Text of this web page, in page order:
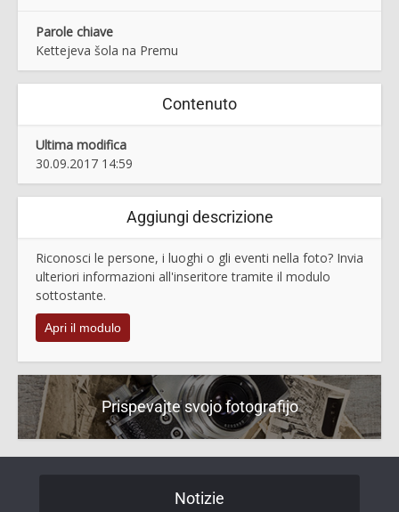
Parole chiave
Kettejeva šola na Premu
Contenuto
Ultima modifica
30.09.2017 14:59
Aggiungi descrizione
Riconosci le persone, i luoghi o gli eventi nella foto? Invia
ulteriori informazioni all'inseritore tramite il modulo
sottostante.
Apri il modulo
Prispevajte svojo fotografijo
Notizie